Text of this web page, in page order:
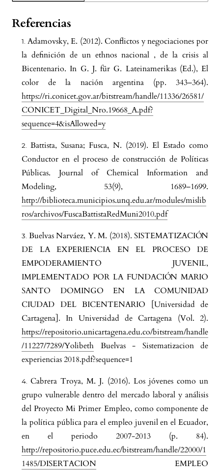
Referencias
Adamovsky, E. (2012). Conflictos y negociaciones por
la definición de un ethnos nacional , de la crisis al
Bicentenario. In G. J. für G. Lateinamerikas (Ed.), El
color de la nación argentina (pp. 343–364).
https://ri.conicet.gov.ar/bitstream/handle/11336/26581/
CONICET_Digital_Nro.19668_A.pdf?
sequence=4&isAllowed=y
Battista, Susana; Fusca, N. (2019). El Estado como
Conductor en el proceso de construcción de Políticas
Públicas. Journal of Chemical Information and
Modeling, 53(9), 1689–1699.
http://biblioteca.municipios.unq.edu.ar/modules/mislib
ros/archivos/FuscaBattistaRedMuni2010.pdf
Buelvas Narváez, Y. M. (2018). SISTEMATIZACIÓN
DE LA EXPERIENCIA EN EL PROCESO DE
EMPODERAMIENTO JUVENIL,
IMPLEMENTADO POR LA FUNDACIÓN MARIO
SANTO DOMINGO EN LA COMUNIDAD
CIUDAD DEL BICENTENARIO [Universidad de
Cartagena]. In Universidad de Cartagena (Vol. 2).
https://repositorio.unicartagena.edu.co/bitstream/handle
/11227/7289/Yolibeth Buelvas - Sistematizacion de
experiencias 2018.pdf?sequence=1
Cabrera Troya, M. J. (2016). Los jóvenes como un
grupo vulnerable dentro del mercado laboral y análisis
del Proyecto Mi Primer Empleo, como componente de
la política pública para el empleo juvenil en el Ecuador,
en el periodo 2007-2013 (p. 84).
http://repositorio.puce.edu.ec/bitstream/handle/22000/1
1485/DISERTACION EMPLEO